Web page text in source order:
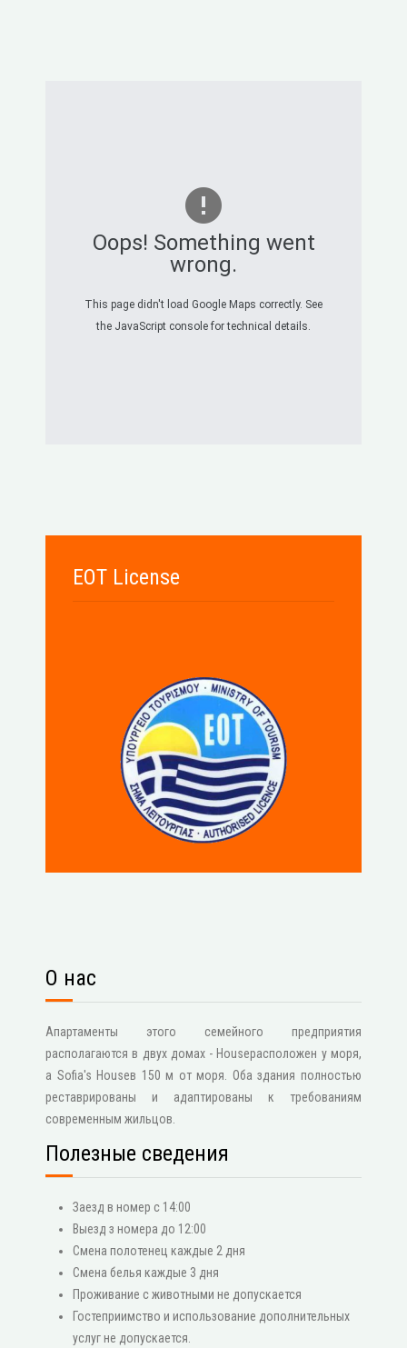
Oops! Something went
wrong.
This page didn't load Google Maps correctly. See
the JavaScript console for technical details.
EOT License
О нас
Апартаменты этого семейного предприятия
располагаются в двух домах - Houseрасположен у моря,
а Sofia's Houseв 150 м от моря. Оба здания полностью
реставрированы и адаптированы к требованиям
современным жильцов.
Полезные сведения
Заезд в номер с 14:00
Выезд з номера до 12:00
Смена полотенец каждые 2 дня
Смена белья каждые 3 дня
Проживание с животными не допускается
Гостеприимство и использование дополнительных
услуг не допускается.